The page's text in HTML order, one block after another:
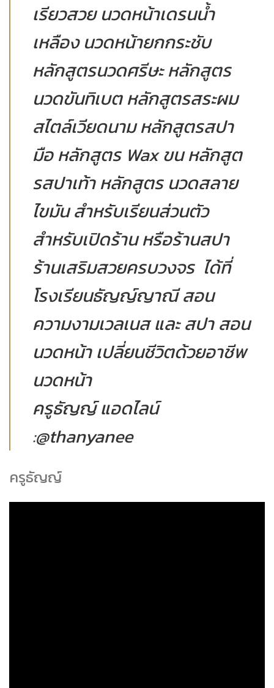
เรียวสวย นวดหน้าเดรนน้ำ
เหลือง นวดหน้ายกกระชับ
หลักสูตรนวดศรีษะ หลักสูตร
นวดขันทิเบต หลักสูตรสระผม
สไตล์เวียดนาม หลักสูตรสปา
มือ หลักสูตร Wax ขน หลักสูต
รสปาเท้า หลักสูตร นวดสลาย
ไขมัน สำหรับเรียนส่วนตัว
สำหรับเปิดร้าน หรือร้านสปา
ร้านเสริมสวยครบวงจร ได้ที่
โรงเรียนธัญญ์ญาณี สอน
ความงามเวลเนส และ สปา สอน
นวดหน้า เปลี่ยนชีวิตด้วยอาชีพ
นวดหน้า
ครูธัญญ์ แอดไลน์
:@thanyanee
ครูธัญญ์